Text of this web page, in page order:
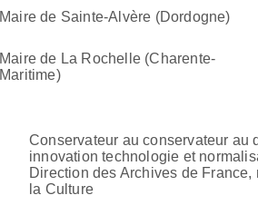
Maire de Sainte-Alvère (Dordogne)
Maire de La Rochelle (Charente-
Maritime)
Conservateur au conservateur au
innovation technologie et
Direction des Archives de France,
la Culture